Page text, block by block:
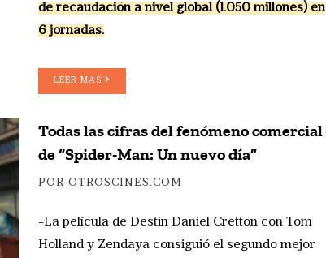
de recaudación a nivel global (1.050 millones) en
6 jornadas.
LEER MAS
Todas las cifras del fenómeno comercial
de “Spider-Man: Un nuevo día”
POR OTROSCINES.COM
-La película de Destin Daniel Cretton con Tom
Holland y Zendaya consiguió el segundo mejor